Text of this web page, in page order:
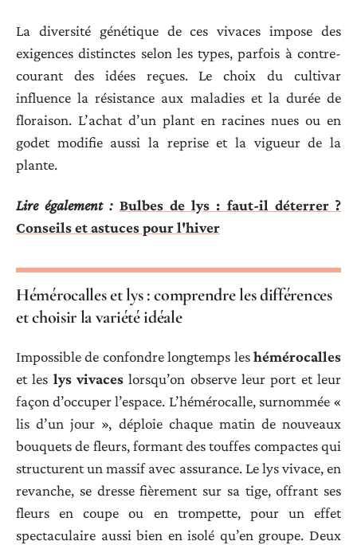
La diversité génétique de ces vivaces impose des
exigences distinctes selon les types, parfois à contre-
courant des idées reçues. Le choix du cultivar
influence la résistance aux maladies et la durée de
floraison. L’achat d’un plant en racines nues ou en
godet modifie aussi la reprise et la vigueur de la
plante.
Lire également : Bulbes de lys : faut-il déterrer ?
Conseils et astuces pour l'hiver
Hémérocalles et lys : comprendre les différences
et choisir la variété idéale
Impossible de confondre longtemps leshémérocalles
et les lys vivaces lorsqu’on observe leur port et leur
façon d’occuper l’espace. L’hémérocalle, surnommée «
lis d’un jour », déploie chaque matin de nouveaux
bouquets de fleurs, formant des touffes compactes qui
structurent un massif avec assurance. Le lys vivace, en
revanche, se dresse fièrement sur sa tige, offrant ses
fleurs en coupe ou en trompette, pour un effet
spectaculaire aussi bien en isolé qu’en groupe. Deux